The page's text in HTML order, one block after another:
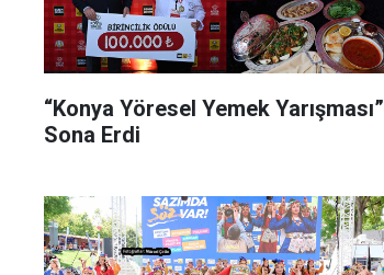
“Konya Yöresel Yemek Yarışması”
Sona Erdi